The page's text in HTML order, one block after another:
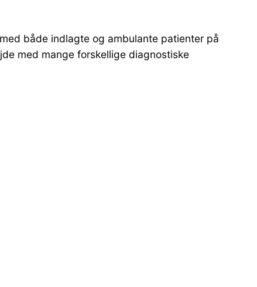
både indlagte og ambulante patienter på
med mange forskellige diagnostiske